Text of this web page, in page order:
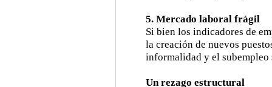
5. Mercado laboral frágil
Si bien los indicadores de
la creación de nuevos
informalidad y el subempleo
Un rezago estructural